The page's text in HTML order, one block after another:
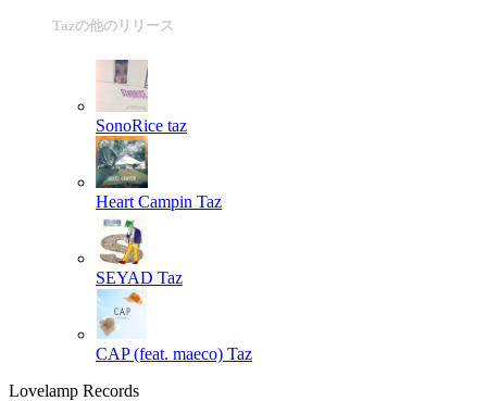
Tazの他のリリース
SonoRice taz
Heart Campin Taz
SEYAD Taz
CAP (feat. maeco) Taz
Lovelamp Records